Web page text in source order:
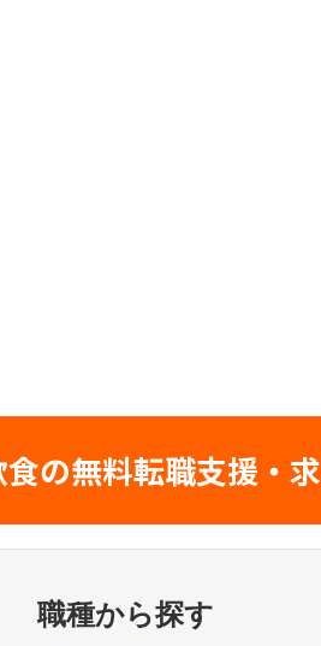
食の無料転職支援・
職種から探す